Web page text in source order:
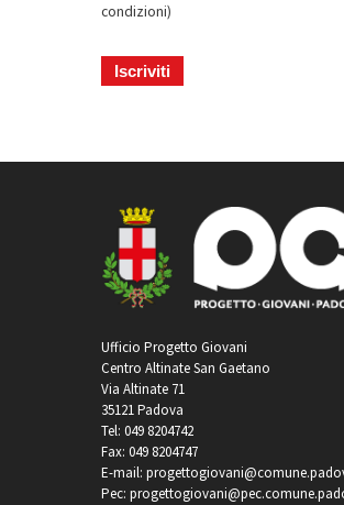
condizioni)
Ufficio Progetto Giovani
Centro Altinate San Gaetano
Via Altinate 71
35121 Padova
Tel: 049 8204742
Fax: 049 8204747
E-mail:
Pec: